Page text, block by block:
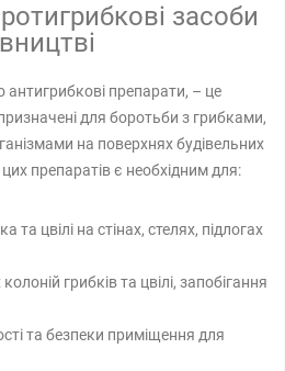
засоби
антигрибкові препарати, – це
призначені для боротьби з грибками,
на поверхнях будівельних
препаратів є необхідним для:
та цвілі на стінах, стелях, підлогах
грибків та цвілі, запобігання
та безпеки приміщення для